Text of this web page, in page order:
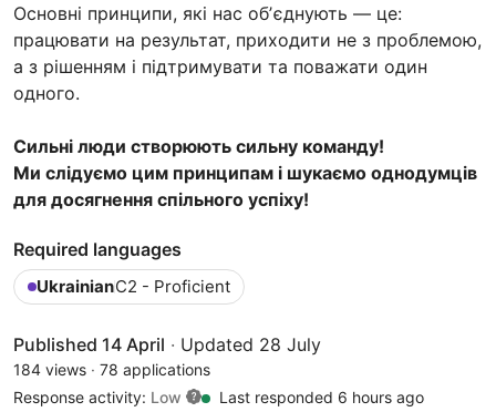
Основні принципи, які нас обʼєднують — це:
працювати на результат, приходити не з проблемою,
а з рішенням і підтримувати та поважати один
одного.
Сильні люди створюють сильну команду!
Ми слідуємо цим принципам і шукаємо однодумців
для досягнення спільного успіху!
Required languages
UkrainianC2 - Proficient
Published 14 April · Updated 28 July
184 views · 78 applications
Response activity: Low Last responded 6 hours ago